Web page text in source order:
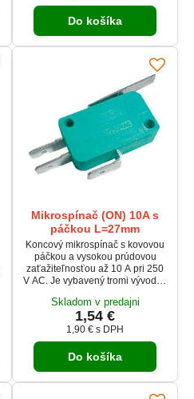
Do košíka
Mikrospínač (ON) 10A s
páčkou L=27mm
Koncový mikrospínač s kovovou
páčkou a vysokou prúdovou
zaťažiteľnosťou až 10 A pri 250
V AC. Je vybavený tromi vývodmi
rozpínacím kontaktom (NO) a
spínacím kontaktom (NC), čo
umožňuje použitie v rôznych
logických a ovládacích
obvodoch. Vďaka mechanickej
páčke s dĺžkou 27 mm je vhodný
Skladom v predajni
1,54 €
1,90 € s DPH
Do košíka